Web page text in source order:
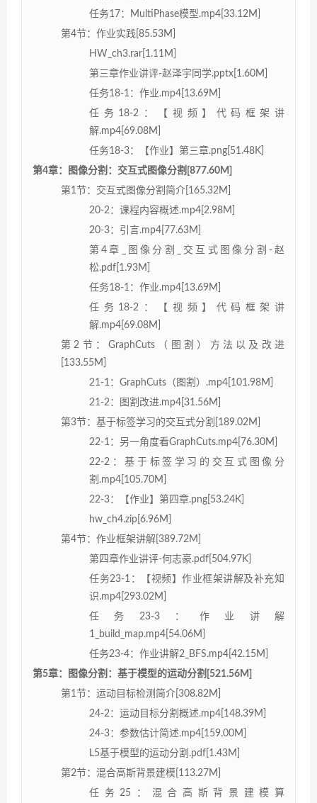
任务17：MultiPhase模型.mp4[33.12M]
第4节：作业实践[85.53M]
HW_ch3.rar[1.11M]
第三章作业讲评-赵泽宇同学.pptx[1.60M]
任务18-1：作业.mp4[13.69M]
任务18-2：【视频】代码框架讲
解.mp4[69.08M]
任务18-3：【作业】第三章.png[51.48K]
第4章：图像分割：交互式图像分割[877.60M]
第1节：交互式图像分割简介[165.32M]
20-2：课程内容概述.mp4[2.98M]
20-3：引言.mp4[77.63M]
第4章_图像分割_交互式图像分割-赵
松.pdf[1.93M]
任务18-1：作业.mp4[13.69M]
任务18-2：【视频】代码框架讲
解.mp4[69.08M]
第2节：GraphCuts（图割）方法以及改进
[133.55M]
21-1：GraphCuts（图割）.mp4[101.98M]
21-2：图割改进.mp4[31.56M]
第3节：基于标签学习的交互式分割[189.02M]
22-1：另一角度看GraphCuts.mp4[76.30M]
22-2：基于标签学习的交互式图像分
割.mp4[105.70M]
22-3：【作业】第四章.png[53.24K]
hw_ch4.zip[6.96M]
第4节：作业框架讲解[389.72M]
第四章作业讲评-何志豪.pdf[504.97K]
任务23-1：【视频】作业框架讲解及补充知
识.mp4[293.02M]
任务23-3：作业讲解
1_build_map.mp4[54.06M]
任务23-4：作业讲解2_BFS.mp4[42.15M]
第5章：图像分割：基于模型的运动分割[521.56M]
第1节：运动目标检测简介[308.82M]
24-2：运动目标分割概述.mp4[148.39M]
24-3：参数估计简述.mp4[159.00M]
L5基于模型的运动分割.pdf[1.43M]
第2节：混合高斯背景建模[113.27M]
任务25：混合高斯背景建模算